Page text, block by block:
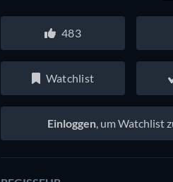
483
Watchlist
Einloggen, um Watchlist